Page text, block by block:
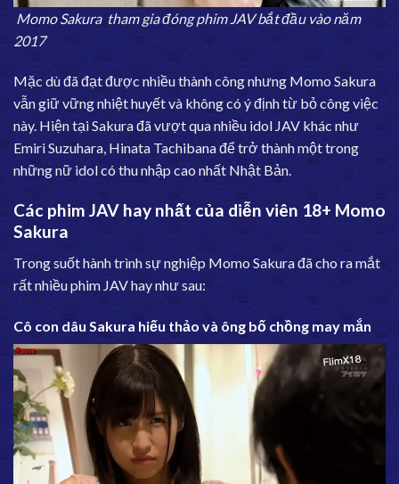
Momo Sakura tham gia đóng phim JAV bắt đầu vào năm
2017
Mặc dù đã đạt được nhiều thành công nhưng Momo Sakura
vẫn giữ vững nhiệt huyết và không có ý định từ bỏ công việc
này. Hiện tại Sakura đã vượt qua nhiều idol JAV khác như
Emiri Suzuhara, Hinata Tachibana để trở thành một trong
những nữ idol có thu nhập cao nhất Nhật Bản.
Các phim JAV hay nhất của diễn viên 18+ Momo
Sakura
Trong suốt hành trình sự nghiệp Momo Sakura đã cho ra mắt
rất nhiều phim JAV hay như sau:
Cô con dâu Sakura hiếu thảo và ông bố chồng may mắn